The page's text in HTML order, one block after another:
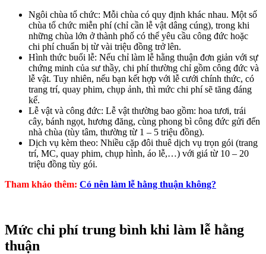
Ngôi chùa tổ chức: Mỗi chùa có quy định khác nhau. Một số
chùa tổ chức miễn phí (chỉ cần lễ vật dâng cúng), trong khi
những chùa lớn ở thành phố có thể yêu cầu công đức hoặc
chi phí chuẩn bị từ vài triệu đồng trở lên.
Hình thức buổi lễ: Nếu chỉ làm lễ hằng thuận đơn giản với sự
chứng minh của sư thầy, chi phí thường chỉ gồm công đức và
lễ vật. Tuy nhiên, nếu bạn kết hợp với lễ cưới chính thức, có
trang trí, quay phim, chụp ảnh, thì mức chi phí sẽ tăng đáng
kể.
Lễ vật và công đức: Lễ vật thường bao gồm: hoa tươi, trái
cây, bánh ngọt, hương đăng, cùng phong bì công đức gửi đến
nhà chùa (tùy tâm, thường từ 1 – 5 triệu đồng).
Dịch vụ kèm theo: Nhiều cặp đôi thuê dịch vụ trọn gói (trang
trí, MC, quay phim, chụp hình, áo lễ,…) với giá từ 10 – 20
triệu đồng tùy gói.
Tham khảo thêm: Có nên làm lễ hằng thuận không?
Mức chi phí trung bình khi làm lễ hằng
thuận